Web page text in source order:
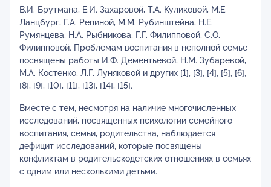
В.И. Брутмана, Е.И. Захаровой, Т.А. Куликовой, М.Е.
Ланцбург, Г.А. Репиной, М.М. Рубинштейна, Н.Е.
Румянцева, Н.А. Рыбникова, Г.Г. Филипповой, С.О.
Филипповой. Проблемам воспитания в неполной семье
посвящены работы И.Ф. Дементьевой, Н.М. Зубаревой,
М.А. Костенко, Л.Г. Луняковой и других [1], [3], [4], [5], [6],
[8], [9], [10], [11], [13], [14], [15].
Вместе с тем, несмотря на наличие многочисленных
исследований, посвященных психологии семейного
воспитания, семьи, родительства, наблюдается
дефицит исследований, которые посвящены
конфликтам в родительскодетских отношениях в семьях
с одним или несколькими детьми.